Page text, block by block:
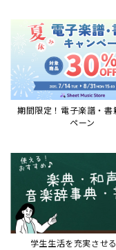
期間限定！電子楽譜・書
ペーン
学生生活を充実させ